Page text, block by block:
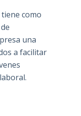
como
una
a facilitar